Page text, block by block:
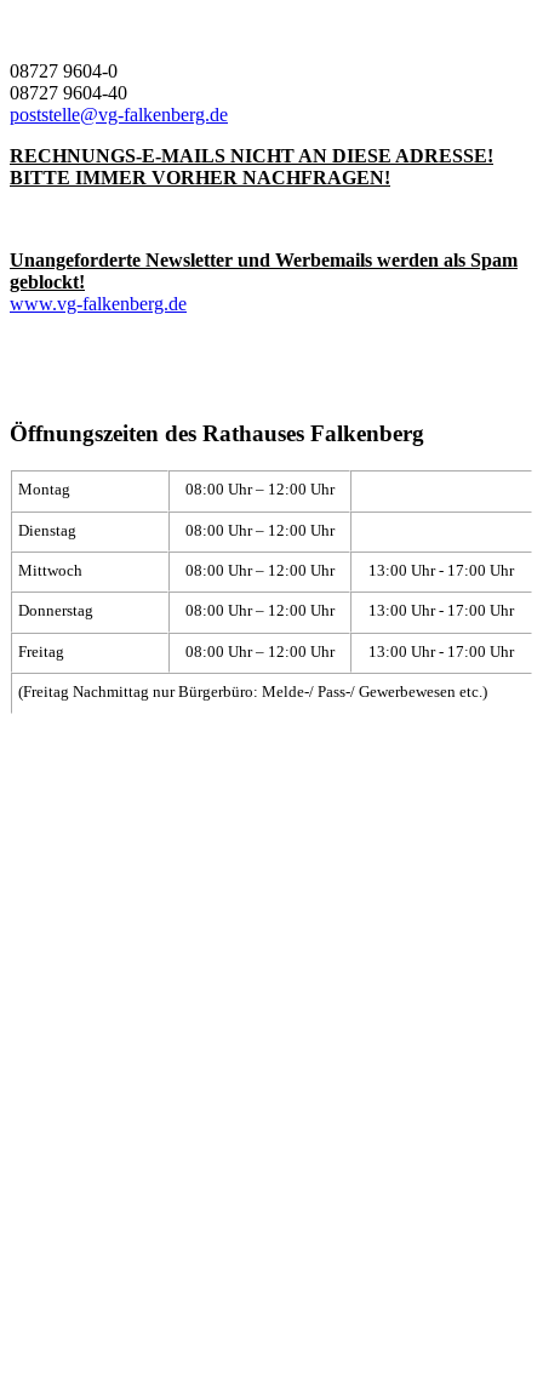
08727 9604-0
08727 9604-40
poststelle@vg-falkenberg.de
RECHNUNGS-E-MAILS NICHT AN DIESE ADRESSE!
BITTE IMMER VORHER NACHFRAGEN!
Unangeforderte Newsletter und Werbemails werden als Spam
geblockt!
www.vg-falkenberg.de
Öffnungszeiten des Rathauses Falkenberg
Montag 08:00 Uhr – 12:00 Uhr
Dienstag 08:00 Uhr – 12:00 Uhr
Mittwoch 08:00 Uhr – 12:00 Uhr 13:00 Uhr - 17:00 Uhr
Donnerstag 08:00 Uhr – 12:00 Uhr 13:00 Uhr - 17:00 Uhr
Freitag 08:00 Uhr – 12:00 Uhr 13:00 Uhr - 17:00 Uhr
(Freitag Nachmittag nur Bürgerbüro: Melde-/ Pass-/ Gewerbewesen etc.)